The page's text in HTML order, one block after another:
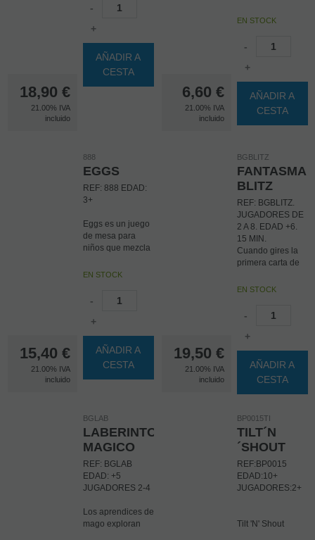
18,90 €
21.00% IVA
incluido
-
+
AÑADIR A
CESTA
6,60 €
21.00% IVA
incluido
EN STOCK
-
+
AÑADIR A
CESTA
15,40 €
21.00% IVA
incluido
888
EGGS
REF: 888 EDAD:
3+
Eggs es un juego
de mesa para
niños que mezcla
destreza. Un
con materiales
magníficos que
harán la delicia de
pequeños.
EN STOCK
-
+
AÑADIR A
CESTA
19,50 €
21.00% IVA
incluido
BGBLITZ
FANTASMA
BLITZ
REF: BGBLITZ.
JUGADORES DE
2 A 8. EDAD +6.
15 MIN.
Cuando gires la
primera carta de
demás jugadores
ojos clavados en
ella. El más rápido
cogerá el objeto
carta con forma y
color. Rápido, ágil
y muy divertido.
Ideal para grupos
EN STOCK
-
+
AÑADIR A
CESTA
BGLAB
LABERINTO
MAGICO
REF: BGLAB
EDAD: +5
JUGADORES 2-4
Los aprendices de
mago exploran
BP0015TI
TILT´N
´SHOUT
REF:BP0015
EDAD:10+
JUGADORES:2+
Tilt 'N' Shout